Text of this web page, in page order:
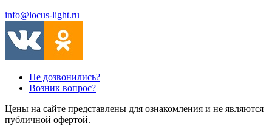
info@locus-light.ru
Не дозвонились?
Возник вопрос?
Цены на сайте представлены для ознакомления и не являются
публичной офертой.